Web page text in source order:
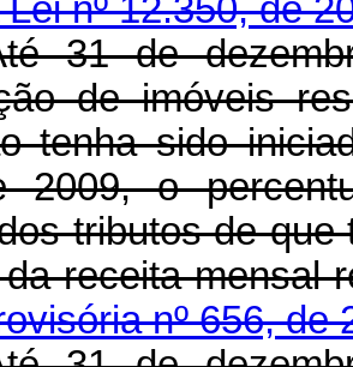
nº 12.350, de
31 de
de imóveis
tenha sido
2009, o
tributos de
da receita
nº 656, de